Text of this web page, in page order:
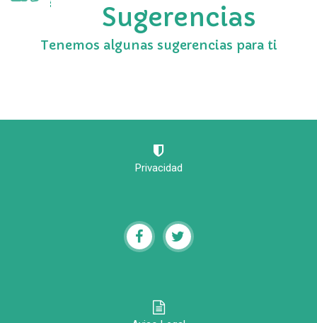
Sugerencias
Tenemos algunas sugerencias para ti
Privacidad